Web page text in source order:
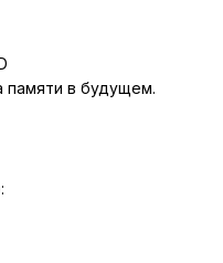
памяти в будущем.